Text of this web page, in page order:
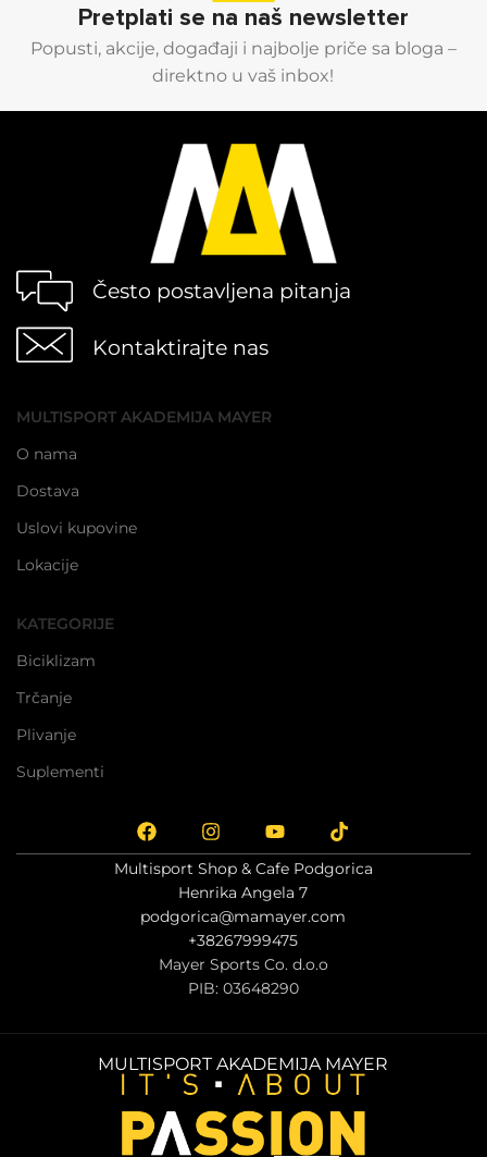
Pretplati se na naš newsletter
Popusti, akcije, događaji i najbolje priče sa bloga –
direktno u vaš inbox!
Često postavljena pitanja
Kontaktirajte nas
MULTISPORT AKADEMIJA MAYER
O nama
Dostava
Uslovi kupovine
Lokacije
KATEGORIJE
Biciklizam
Trčanje
Plivanje
Suplementi
Multisport Shop & Cafe Podgorica
Henrika Angela 7
podgorica@mamayer.com
+38267999475
Mayer Sports Co. d.o.o
PIB: 03648290
MULTISPORT AKADEMIJA MAYER